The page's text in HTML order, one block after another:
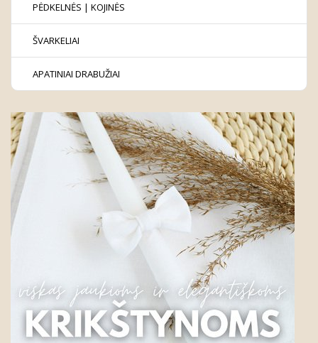
PĖDKELNĖS | KOJINĖS
ŠVARKELIAI
APATINIAI DRABUŽIAI